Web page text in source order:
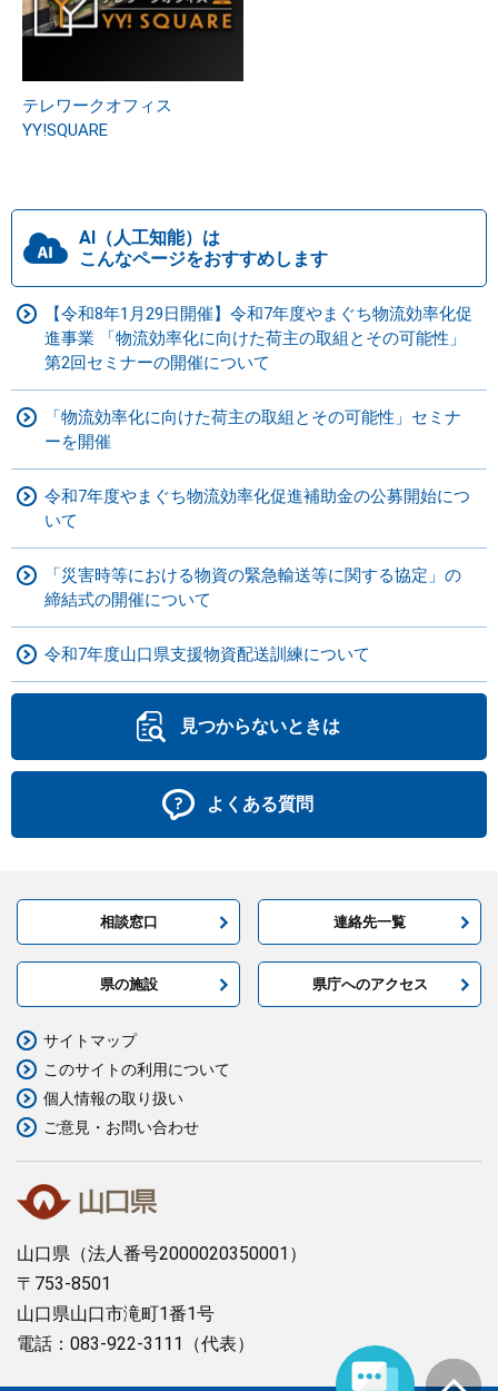
テレワークオフィス
YY!SQUARE
AI（人工知能）は
こんなページをおすすめします
【令和8年1月29日開催】令和7年度やまぐち物流効率化促
進事業 「物流効率化に向けた荷主の取組とその可能性」
第2回セミナーの開催について
「物流効率化に向けた荷主の取組とその可能性」セミナ
ーを開催
令和7年度やまぐち物流効率化促進補助金の公募開始につ
いて
「災害時等における物資の緊急輸送等に関する協定」の
締結式の開催について
令和7年度山口県支援物資配送訓練について
見つからないときは
よくある質問
相談窓口 連絡先一覧
県の施設 県庁へのアクセス
山口県 （法人番号2000020350001）
〒753-8501
山口県山口市滝町1番1号
電話：083-922-3111（代表）
サイトマップ
このサイトの利用について
個人情報の取り扱い
ご意見・お問い合わせ